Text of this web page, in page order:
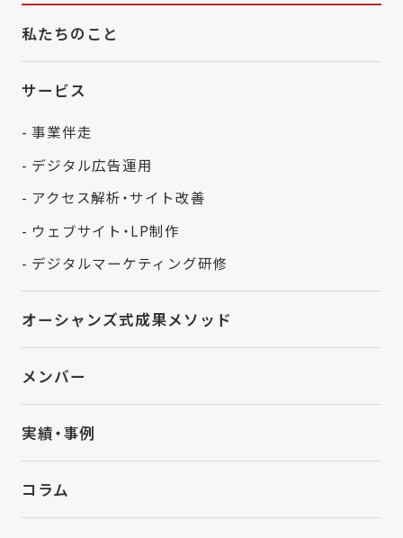
私たちのこと
サービス
- 事業伴走
- デジタル広告運用
- アクセス解析・サイト改善
- ウェブサイト・LP制作
- デジタルマーケティング研修
オーシャンズ式成果メソッド
メンバー
実績・事例
コラム